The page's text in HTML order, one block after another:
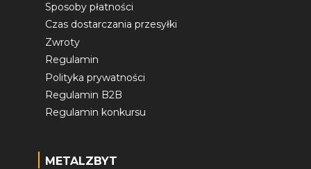
Sposoby płatności
Czas dostarczania przesyłki
Zwroty
Regulamin
Polityka prywatności
Regulamin B2B
Regulamin konkursu
METALZBYT